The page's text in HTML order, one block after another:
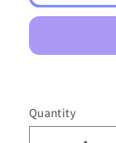
Quantity